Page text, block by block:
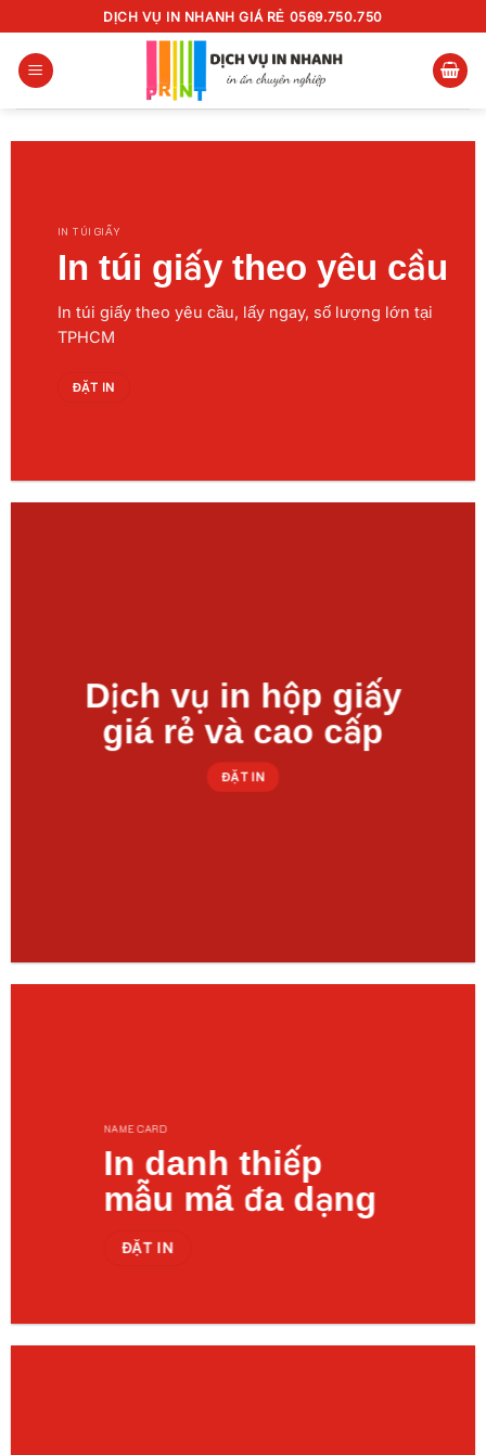
đến
nội
dung
DỊCH VỤ IN NHANH GIÁ RẺ 0569.750.750
IN TÚI GIẤY
In túi giấy theo yêu cầu
In túi giấy theo yêu cầu, lấy ngay, số lượng lớn tại
TPHCM
ĐẶT IN
Dịch vụ in hộp giấy
giá rẻ và cao cấp
ĐẶT IN
NAME CARD
In danh thiếp
mẫu mã đa dạng
ĐẶT IN